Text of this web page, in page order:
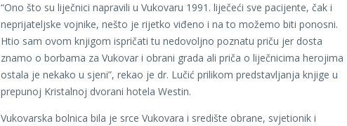
“Ono što su liječnici napravili u Vukovaru 1991. liječeći sve pacijente, čak i
neprijateljske vojnike, nešto je rijetko viđeno i na to možemo biti ponosni.
Htio sam ovom knjigom ispričati tu nedovoljno poznatu priču jer dosta
znamo o borbama za Vukovar i obrani grada ali priča o liječnicima herojima
ostala je nekako u sjeni”, rekao je dr. Lučić prilikom predstavljanja knjige u
prepunoj Kristalnoj dvorani hotela Westin.
Vukovarska bolnica bila je srce Vukovara i središte obrane, svjetionik i